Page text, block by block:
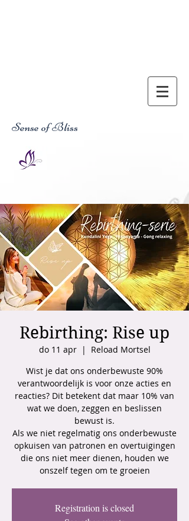
Sense of Bliss
Rebirthing: Rise up
do 11 apr
  |
Reload Mortsel
Wist je dat ons onderbewuste 90%
verantwoordelijk is voor onze acties en
reacties? Dit betekent dat maar 10% van
wat we doen, zeggen en beslissen
bewust is.
Als we niet regelmatig ons onderbewuste
opkuisen van patronen en overtuigingen
die ons niet meer dienen, houden we
onszelf tegen om te groeien
Registration is closed